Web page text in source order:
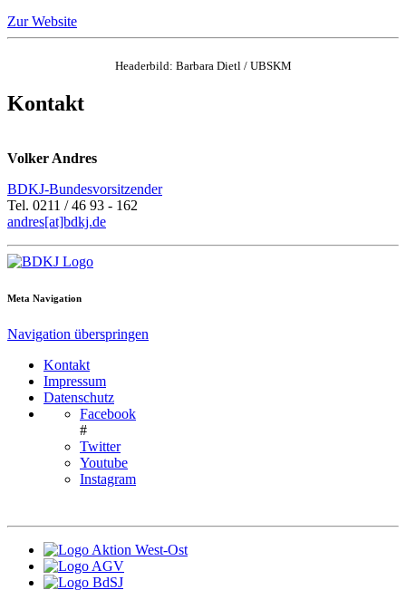
Zur Website
Headerbild: Barbara Dietl / UBSKM
Kontakt
Volker Andres
BDKJ-Bundesvorsitzender
Tel. 0211 / 46 93 - 162
andres[at]bdkj.de
Meta Navigation
Navigation überspringen
Kontakt
Impressum
Datenschutz
Facebook
#
Twitter
Youtube
Instagram